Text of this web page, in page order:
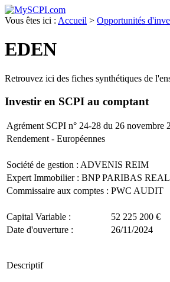
Vous êtes ici : Accueil > Opportunités
EDEN
Retrouvez ici des fiches synthétiques de
Investir en SCPI au compt
Agrément SCPI n° 24-28 du 26 novembre
Rendement - Européennes
Société de gestion : ADVENIS REIM
Expert Immobilier : BNP PARIBAS
Commissaire aux comptes : PWC AUDIT
Capital Variable : 52 225 200 €
Date d'ouverture :
26/11/2024
Descriptif